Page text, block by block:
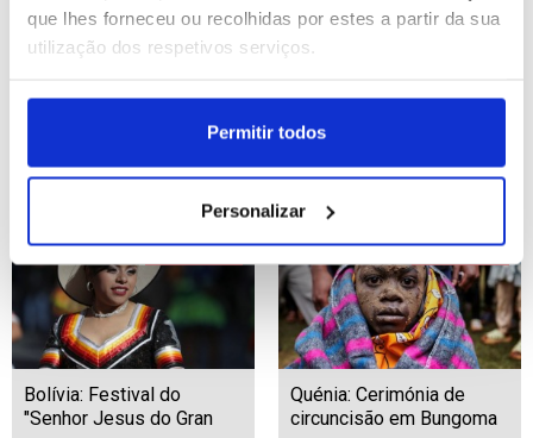
que lhes forneceu ou recolhidas por estes a partir da sua
utilização dos respetivos serviços.
Permitir todos
Personalizar
Nepal: Cerimónia hindu
dedicada ao deus Xiva
ID: 47557483 Data: 03/08/2026 09:00
Brasil: Concerto de Anitta
em Porto Alegre
ID: 47555728 Data: 02/08/2026 16:26
12 IMAGENS
Bolívia: Festival do
"Senhor Jesus do Gran
26 IMAGENS
Quénia: Cerimónia de
circuncisão em Bungoma